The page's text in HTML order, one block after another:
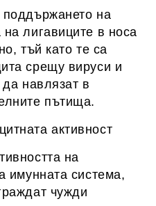
поддържането на
на лигавиците в носа
тъй като те са
срещу вируси и
да навлязат в
пътища.
активност
на
имунната система,
чужди